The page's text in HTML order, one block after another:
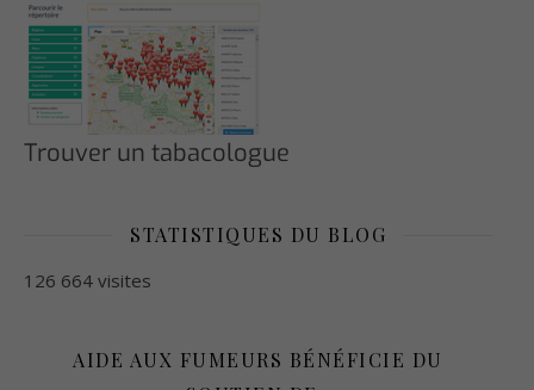
Trouver un tabacologue
STATISTIQUES DU BLOG
126 664 visites
AIDE AUX FUMEURS BÉNÉFICIE DU